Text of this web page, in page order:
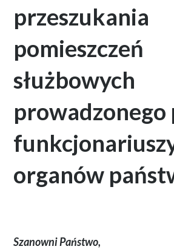
przeszukania
pomieszczeń
służbowych
prowadzonego
organów
Szanowni Państwo,